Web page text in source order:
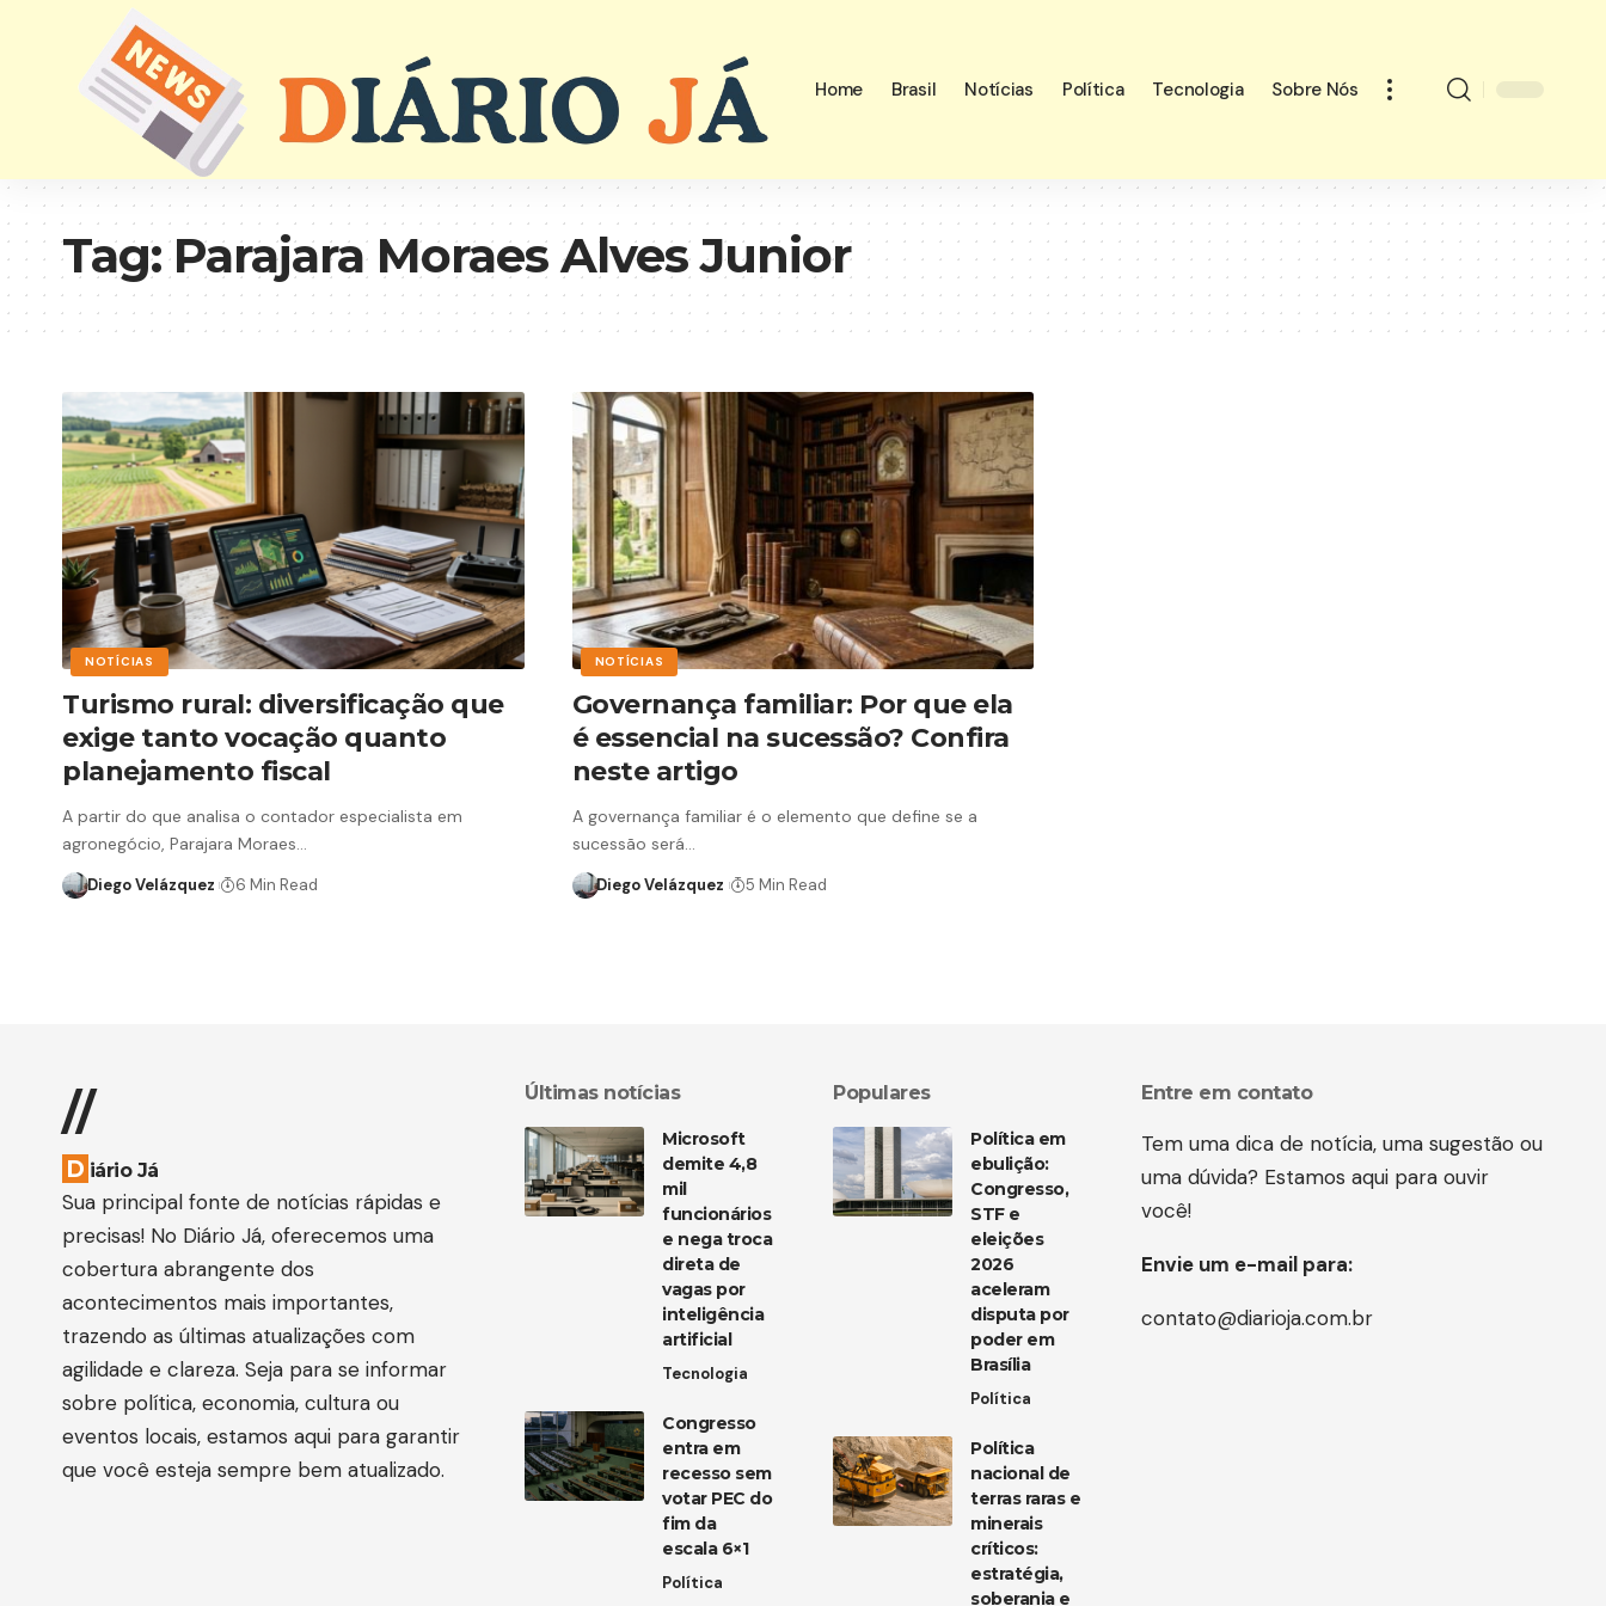
Home Brasil Notícias Política Tecnologia Sobre Nós
Tag:Parajara Moraes Alves Junior
NOTÍCIAS
Turismo rural: diversificação que
exige tanto vocação quanto
planejamento fiscal
A partir do que analisa o contador especialista em
agronegócio, Parajara Moraes…
Diego Velázquez 6 Min Read
NOTÍCIAS
Governança familiar: Por que ela
é essencial na sucessão? Confira
neste artigo
A governança familiar é o elemento que define se a
sucessão será…
Diego Velázquez 5 Min Read
//
D iário Já
Sua principal fonte de notícias rápidas e
precisas! No Diário Já, oferecemos uma
cobertura abrangente dos
acontecimentos mais importantes,
trazendo as últimas atualizações com
agilidade e clareza. Seja para se informar
sobre política, economia, cultura ou
eventos locais, estamos aqui para garantir
que você esteja sempre bem atualizado.
Últimas notícias
Microsoft
demite 4,8
mil
funcionários
e nega troca
direta de
vagas por
inteligência
artificial
Tecnologia
Congresso
entra em
recesso sem
votar PEC do
fim da
escala 6×1
Política
Populares
Política em
ebulição:
Congresso,
STF e
eleições
2026
aceleram
disputa por
poder em
Brasília
Política
Política
nacional de
terras raras e
minerais
críticos:
estratégia,
soberania e
Entre em contato
Tem uma dica de notícia, uma sugestão ou
uma dúvida? Estamos aqui para ouvir
você!
Envie um e-mail para:
contato@diarioja.com.br